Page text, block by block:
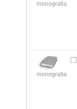
monografia
monografia